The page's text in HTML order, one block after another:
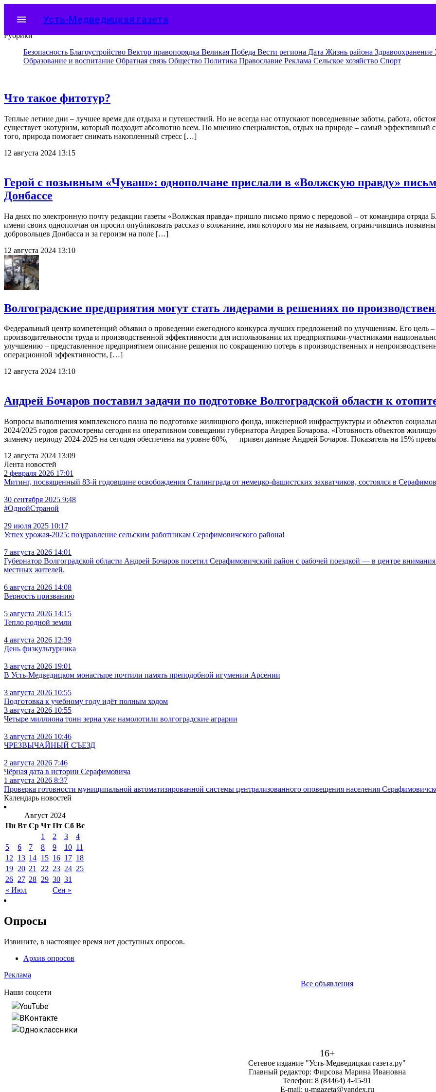
menu Усть-Медведицкая газета
Рубрики
Безопасность Благоустройство Вектор правопорядка Великая Победа Вести региона Дата Жизнь района Здравоохранение
Образование и воспитание Обратная связь Общество Политика Православие Реклама Сельское хозяйство Спорт
Что такое фитотур?
Теплые летние дни – лучшее время для отдыха и путешествий. Но не всегда нас отпускают повседневные заботы, работа,
существует экотуризм, который подходит абсолютно всем. По мнению специалистов, отдых на природе – самый эффективный
того, природа помогает снимать накопленный стресс […]
12 августа 2024 13:15
Герой с позывным «Чуваш»: однополчане прислали в «Волжскую правду»
Донбассе
На днях по электронную почту редакции газеты «Волжская правда» пришло письмо прямо с передовой – от командира
имени своих однополчан он просил опубликовать рассказ о волжанине, имя которого мы не называем, ограничившись
добровольцев Донбасса и за героизм на поле […]
12 августа 2024 13:10
Волгоградские предприятия могут стать лидерами в решениях по
Федеральный центр компетенций объявил о проведении ежегодного конкурса лучших предложений по улучшениям. Его
производительности труда и производственной эффективности для использования их предприятиями-участниками
улучшению – представленное предприятием описание решения по сокращению потерь в производственных и
операционной эффективности, […]
12 августа 2024 13:10
Андрей Бочаров поставил задачи по подготовке Волгоградской области к
Вопросы выполнения комплексного плана по подготовке жилищного фонда, инженерной инфраструктуры и объектов
2024/2025 годов рассмотрены сегодня на оперативном совещании губернатора Андрея Бочарова. «Готовность объектов
зимнему периоду 2024-2025 на сегодня обеспечена на уровне 60%, — привел данные Андрей Бочаров. Показатель на 15%
12 августа 2024 13:09
Лента новостей
2 февраля 2026 17:01
Митинг, посвященный 83-й годовщине освобождения Сталинграда от немецко-фашистских захватчиков, состоялся в
30 сентября 2025 9:48
#ОднойСтраной
29 июля 2025 10:17
Успех урожая-2025: поздравление сельским работникам Серафимовичского района!
7 августа 2026 14:01
Губернатор Волгоградской области Андрей Бочаров посетил Серафимовичский район с рабочей поездкой — в центре
местных жителей.
6 августа 2026 14:08
Верность призванию
5 августа 2026 14:15
Тепло родной земли
4 августа 2026 12:39
День физкультурника
3 августа 2026 19:01
В Усть‑Медведицком монастыре почтили память преподобной игумении Арсении
3 августа 2026 10:55
Подготовка к учебному году идёт полным ходом
3 августа 2026 10:55
Четыре миллиона тонн зерна уже намолотили волгоградские аграрии
3 августа 2026 10:46
ЧРЕЗВЫЧАЙНЫЙ СЪЕЗД
2 августа 2026 7:46
Чёрная дата в истории Серафимовича
1 августа 2026 8:37
Проверка готовности муниципальной автоматизированной системы централизованного оповещения населения
Календарь новостей
Август 2024
Пн Вт Ср Чт Пт Сб Вс
« Июл Сен »
1 2 3
4
5
6 7 8 9 10 11
12
13 14 15 16 17 18
19 20 21 22 23 24 25
26 27 28 29 30 31
Опросы
Извините, в настоящее время нет доступных опросов.
Архив опросов
Реклама
Все объявления
Наши соцсети
YouTube
ВКонтакте
Одноклассники
16+
Сетевое издание "Усть-Медведицкая газета.ру"
Главный редактор: Фирсова Марина Ивановна
Телефон: 8 (84464) 4-45-91
E-mail: u-mgazeta@yandex.ru